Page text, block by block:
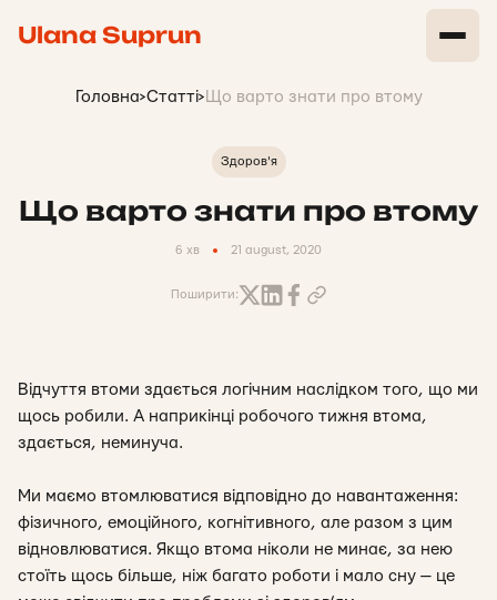
Ulana Suprun
Головна>Статті> Що варто знати про втому
Здоров'я
Що варто знати про втому
6 хв 21 august, 2020
Поширити:
Відчуття втоми здається логічним наслідком того, що ми
щось робили. А наприкінці робочого тижня втома,
здається, неминуча.
Ми маємо втомлюватися відповідно до навантаження:
фізичного, емоційного, когнітивного, але разом з цим
відновлюватися. Якщо втома ніколи не минає, за нею
стоїть щось більше, ніж багато роботи і мало сну — це